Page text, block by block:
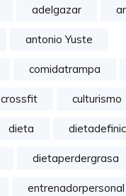
adelgazar
antonio Yuste
comidatrampa
crossfit culturismo
dieta
dietaperdergrasa
entrenadorpersonal